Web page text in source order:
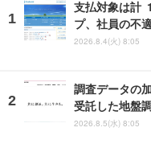
支払対象は計
プ、社員の不
2026.8.4(火) 8:05
調査データの
受託した地盤
2026.8.5(水) 8:05